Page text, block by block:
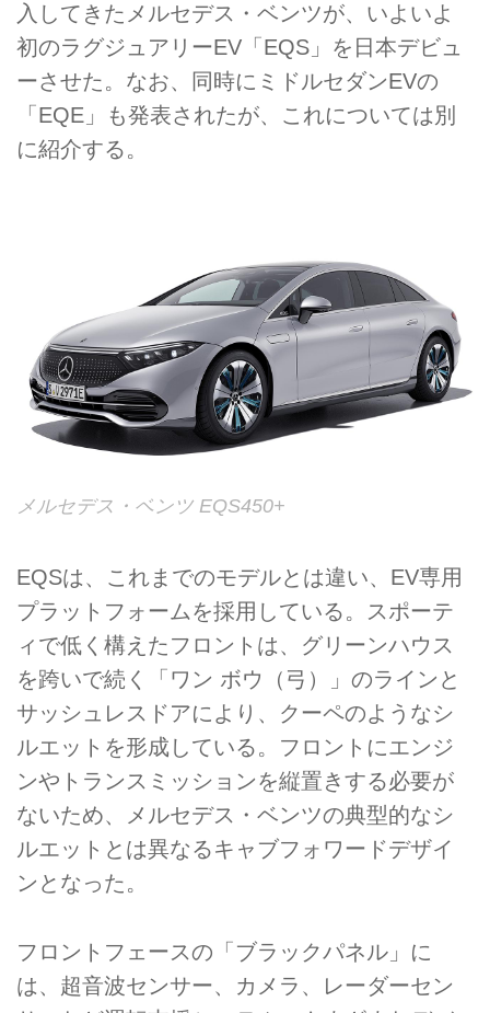
入してきたメルセデス・ベンツが、いよいよ
初のラグジュアリーEV「EQS」を日本デビュ
ーさせた。なお、同時にミドルセダンEVの
「EQE」も発表されたが、これについては別
に紹介する。
メルセデス・ベンツ EQS450+
EQSは、これまでのモデルとは違い、EV専用
プラットフォームを採用している。スポーテ
ィで低く構えたフロントは、グリーンハウス
を跨いで続く「ワン ボウ（弓）」のラインと
サッシュレスドアにより、クーペのようなシ
ルエットを形成している。フロントにエンジ
ンやトランスミッションを縦置きする必要が
ないため、メルセデス・ベンツの典型的なシ
ルエットとは異なるキャブフォワードデザイ
ンとなった。
フロントフェースの「ブラックパネル」に
は、超音波センサー、カメラ、レーダーセン